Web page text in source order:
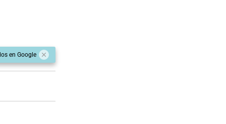
en Google